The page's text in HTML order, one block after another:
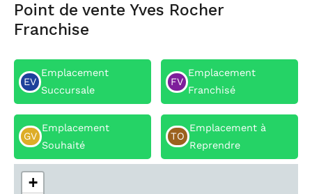
Point de vente Yves Rocher
Franchise
EV
Emplacement
Succursale
FV
Emplacement
Franchisé
GV
Emplacement
Souhaité
TO
Emplacement à
Reprendre
+